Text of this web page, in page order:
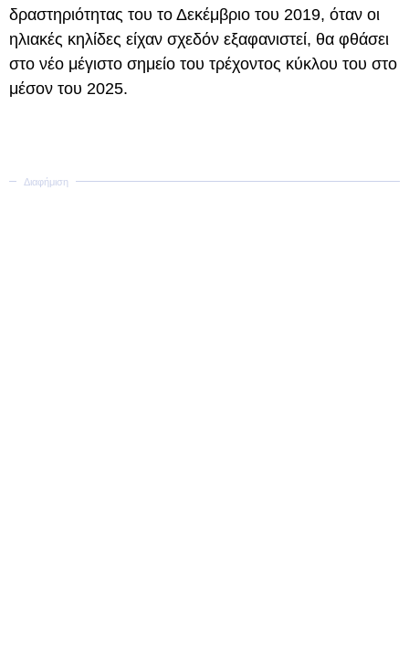
δραστηριότητας του το Δεκέμβριο του 2019, όταν οι
ηλιακές κηλίδες είχαν σχεδόν εξαφανιστεί, θα φθάσει
στο νέο μέγιστο σημείο του τρέχοντος κύκλου του στο
μέσον του 2025.